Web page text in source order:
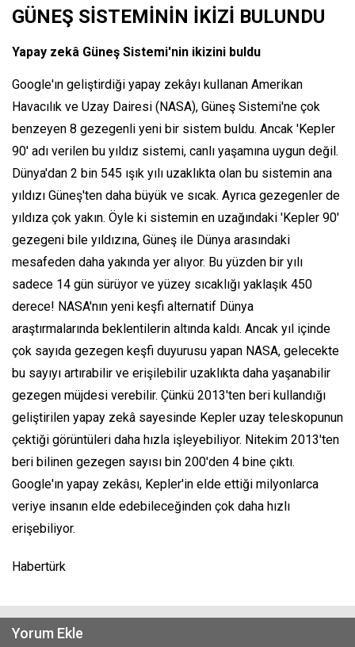
GÜNEŞ SİSTEMİNİN İKİZİ BULUNDU
Yapay zekâ Güneş Sistemi'nin ikizini buldu
Google'ın geliştirdiği yapay zekâyı kullanan Amerikan
Havacılık ve Uzay Dairesi (NASA), Güneş Sistemi'ne çok
benzeyen 8 gezegenli yeni bir sistem buldu. Ancak 'Kepler
90' adı verilen bu yıldız sistemi, canlı yaşamına uygun değil.
Dünya'dan 2 bin 545 ışık yılı uzaklıkta olan bu sistemin ana
yıldızı Güneş'ten daha büyük ve sıcak. Ayrıca gezegenler de
yıldıza çok yakın. Öyle ki sistemin en uzağındaki 'Kepler 90'
gezegeni bile yıldızına, Güneş ile Dünya arasındaki
mesafeden daha yakında yer alıyor. Bu yüzden bir yılı
sadece 14 gün sürüyor ve yüzey sıcaklığı yaklaşık 450
derece! NASA'nın yeni keşfi alternatif Dünya
araştırmalarında beklentilerin altında kaldı. Ancak yıl içinde
çok sayıda gezegen keşfi duyurusu yapan NASA, gelecekte
bu sayıyı artırabilir ve erişilebilir uzaklıkta daha yaşanabilir
gezegen müjdesi verebilir. Çünkü 2013'ten beri kullandığı
geliştirilen yapay zekâ sayesinde Kepler uzay teleskopunun
çektiği görüntüleri daha hızla işleyebiliyor. Nitekim 2013'ten
beri bilinen gezegen sayısı bin 200'den 4 bine çıktı.
Google'ın yapay zekâsı, Kepler'in elde ettiği milyonlarca
veriye insanın elde edebileceğinden çok daha hızlı
erişebiliyor.
Habertürk
Yorum Ekle